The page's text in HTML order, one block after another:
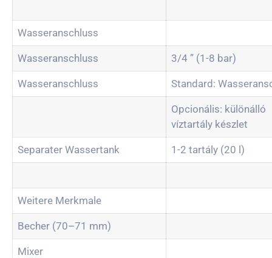
Wasseranschluss
Wasseranschluss 3/4 ” (1-8 bar)
Wasseranschluss Standard:
Opcionális: különálló
víztartály készlet
Separater Wassertank 1-2 tartály (20 l)
Weitere Merkmale
Becher (70–71 mm)
Mixer